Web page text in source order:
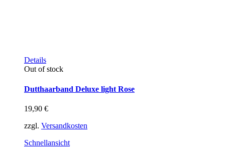
DetailsDieses
Produkt
mehrere
Varianten
auf.
Die
Optionen
können
auf
Out of stock
Dutthaarband Deluxe light Rose
19,90 €
zzgl. Versandkosten
Schnellansicht